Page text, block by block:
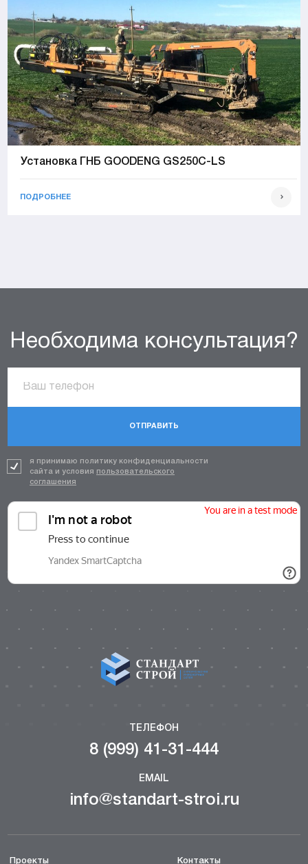
Установка ГНБ GOODENG GS250C-LS
ПОДРОБНЕЕ
Необходима консультация?
ОТПРАВИТЬ
я принимаю политику конфиденциальности
сайта и условия пользовательского
соглашения
ТЕЛЕФОН
8 (999) 41-31-444
EMAIL
info@standart-stroi.ru
Проекты Контакты